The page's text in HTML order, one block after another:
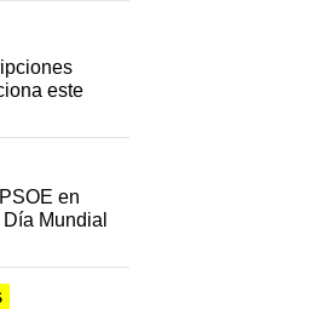
este
en
Mundial